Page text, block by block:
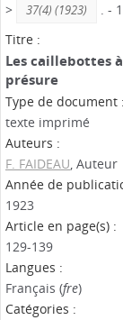
> 37(4) (1923)
. -
Titre :
Les caillebottes
présure
Type de document :
texte imprimé
Auteurs :
F. FAIDEAU, Auteur
Année de
1923
Article en page(s) :
129-139
Langues :
Français (fre)
Catégories :